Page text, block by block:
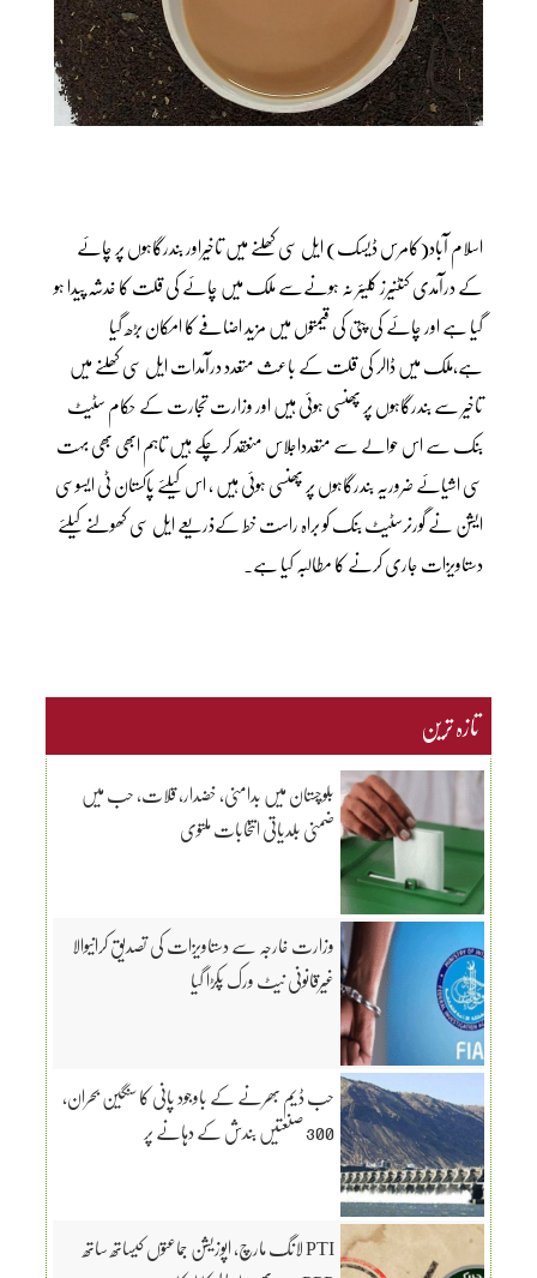
اسلام آباد(کامرس ڈیسک) ایل سی کھلنے میں تاخیراور بندرگاہوں پر چائے
کے درآمدی کنٹنیرز کلیئر نہ ہونےسے ملک میں چائے کی قلت کا خدشہ پیدا ہو
گیا ہے اور چائے کی پتی کی قیمتوں میں مزید اضافے کا امکان بڑھ گیا
ہے،ملک میں ڈالر کی قلت کے باعث متعدد درآمدات ایل سی کھلنے میں
تاخیر سے بندرگاہوں پر پھنسی ہوئی ہیں اور وزارت تجارت کے حکام سٹیٹ
بنک سے اس حوالے سے متعدداجلاس منعقد کر چکے ہیں تاہم ابھی بھی بہت
سی اشیائے ضروریہ بندرگاہوں پر پھنسی ہوئی ہیں ، اس کیلئے پاکستان ٹی ایسوسی
ایشن نے گورنرسٹیٹ بنک کو براہ راست خط کےذریعے ایل سی کھولنے کیلئے
دستاویزات جاری کرنے کا مطالبہ کیا ہے۔
تازہ ترین
بلوچستان میں بدامنی، خضدار، قلات، حب میں
ضمنی بلدیاتی انتخابات ملتوی
وزارت خارجہ سے دستاویزات کی تصدیق کرانیوالا
غیرقانونی نیٹ ورک پکڑا گیا
حب ڈیم بھرنے کے باوجود پانی کا سنگین بحران،
300 صنعتیں بندش کے دہانے پر
PTI لانگ مارچ، اپوزیشن جماعتوں کیساتھ ساتھ